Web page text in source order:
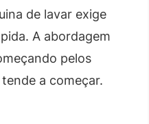
de lavar exige
A abordagem
pelos
a começar.